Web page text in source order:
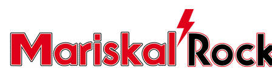
contenido